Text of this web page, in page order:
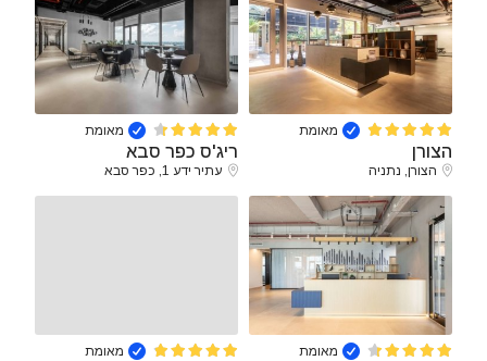
מאומת
הצורן
הצורן, נתניה
מאומת
ריג'ס כפר סבא
עתיר ידע 1, כפר סבא
מאומת מאומת